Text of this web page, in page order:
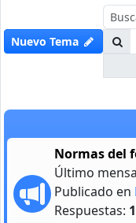
Nuevo Tema
Normas del
Último
Publicado en
Respuestas: